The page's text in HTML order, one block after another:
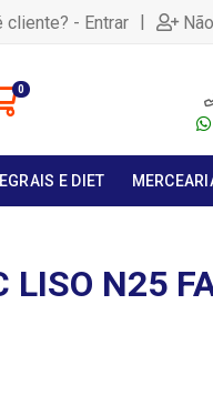
cliente? - Entrar |
0
E DIET
LISO N25